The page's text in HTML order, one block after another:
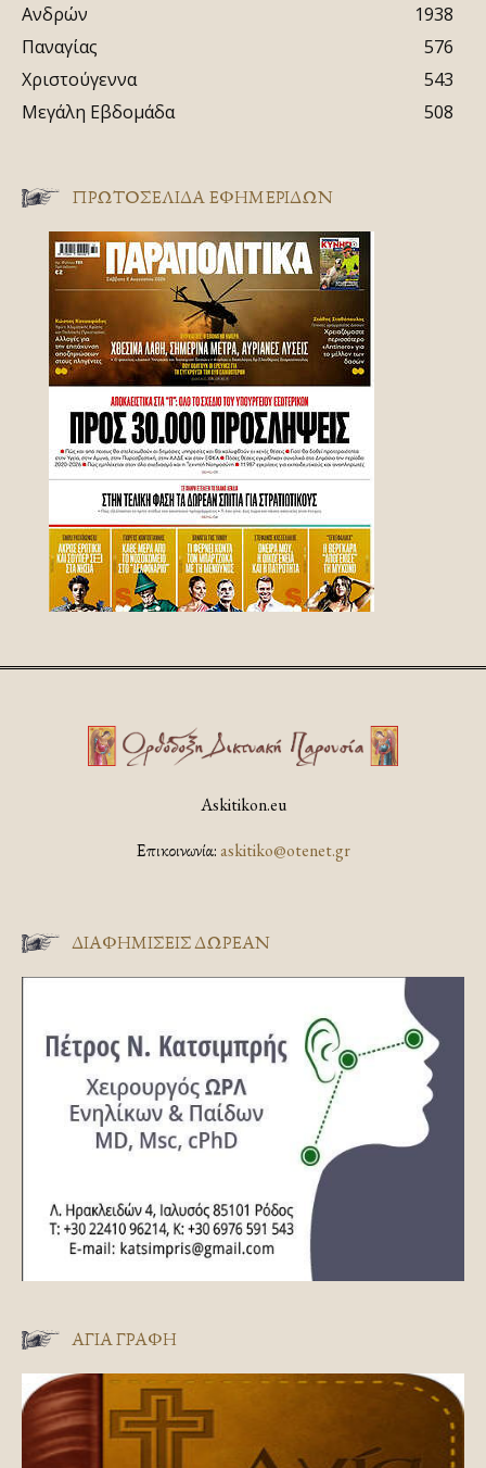
Ανδρών
1938
Παναγίας
576
Χριστούγεννα
543
Μεγάλη Εβδομάδα
508
ΠΡΩΤΟΣΈΛΙΔΑ ΕΦΗΜΕΡΊΔΩΝ
Askitikon.eu
Επικοινωνία:askitiko@otenet.gr
ΔΙΑΦΗΜΊΣΕΙΣ ΔΩΡΕΆΝ
ΑΓΊΑ ΓΡΑΦΉ